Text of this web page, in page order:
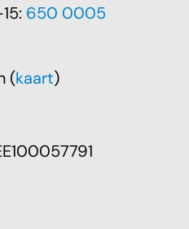
650 0005
(kaart)